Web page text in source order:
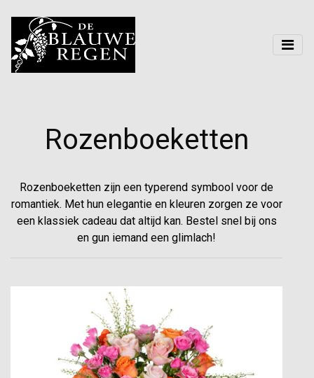
Rozenboeketten
Rozenboeketten zijn een typerend symbool voor de
romantiek. Met hun elegantie en kleuren zorgen ze voor
een klassiek cadeau dat altijd kan. Bestel snel bij ons
en gun iemand een glimlach!